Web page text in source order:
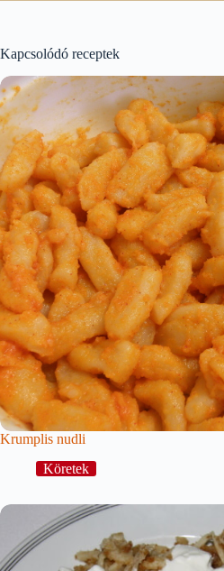
Kapcsolódó receptek
Krumplis nudli
Köretek